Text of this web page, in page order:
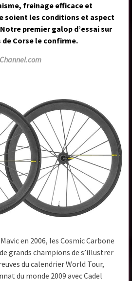
freinage efficace et
soient les conditions et aspect
premier galop d’essai sur
Corse le confirme.
en 2006, les Cosmic Carbone
grands champions de s’illustrer
du calendrier World Tour,
du monde 2009 avec Cadel